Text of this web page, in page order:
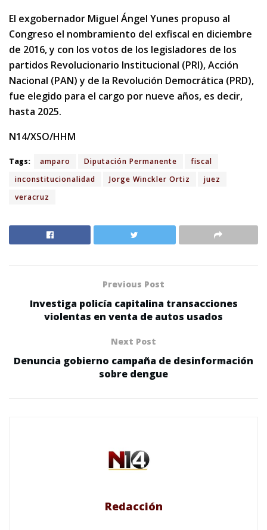
El exgobernador Miguel Ángel Yunes propuso al
Congreso el nombramiento del exfiscal en diciembre
de 2016, y con los votos de los legisladores de los
partidos Revolucionario Institucional (PRI), Acción
Nacional (PAN) y de la Revolución Democrática (PRD),
fue elegido para el cargo por nueve años, es decir,
hasta 2025.
N14/XSO/HHM
Tags: amparo Diputación Permanente
fiscal
inconstitucionalidad
Jorge Winckler Ortiz
juez
veracruz
Previous Post
Investiga policía capitalina transacciones
violentas en venta de autos usados
Next Post
Denuncia gobierno campaña de desinformación
sobre dengue
Redacción